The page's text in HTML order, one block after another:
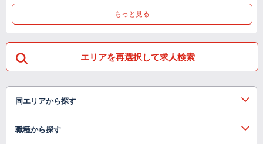
もっと見る
エリアを再選択して求人検索
同エリアから探す
職種から探す